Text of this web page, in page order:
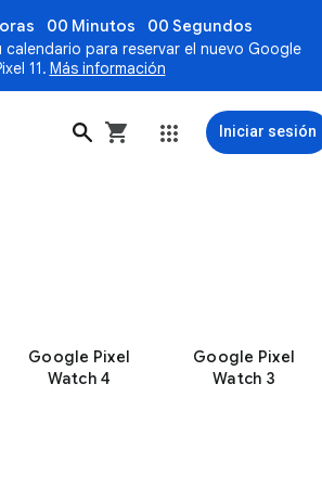
00 Minutos
00 Segundos
calendario para reservar el nuevo Google
11. Más información
Iniciar sesión
Google Pixel
Watch 4
Google Pixel
Watch 3